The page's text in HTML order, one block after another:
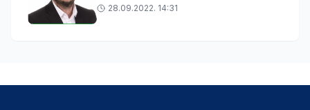
28.09.2022. 14:31